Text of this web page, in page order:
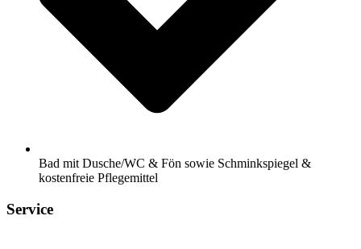
Bad mit Dusche/WC & Fön sowie Schminkspiegel &
kostenfreie Pflegemittel
Service